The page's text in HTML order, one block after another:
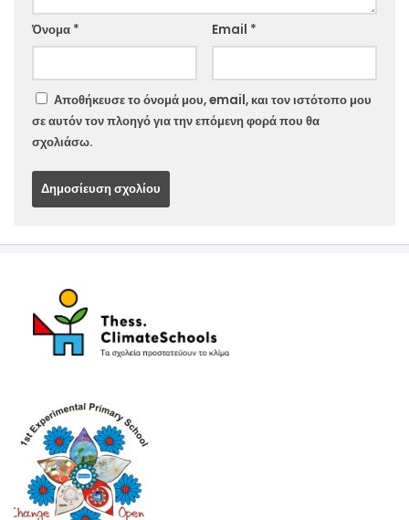
Όνομα * Email *
Website
Αποθήκευσε το όνομά μου, email, και τον ιστότοπο μου
σε αυτόν τον πλοηγό για την επόμενη φορά που θα
σχολιάσω.